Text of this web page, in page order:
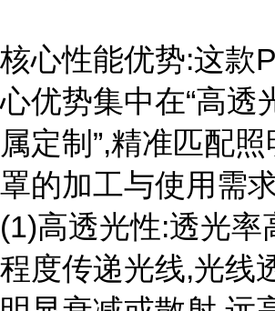
核心性能优势:这款
心优势集中在“高透
属定制”,精准匹配
罩的加工与使用需求
(1)高透光性:透光率
程度传递光线,光线